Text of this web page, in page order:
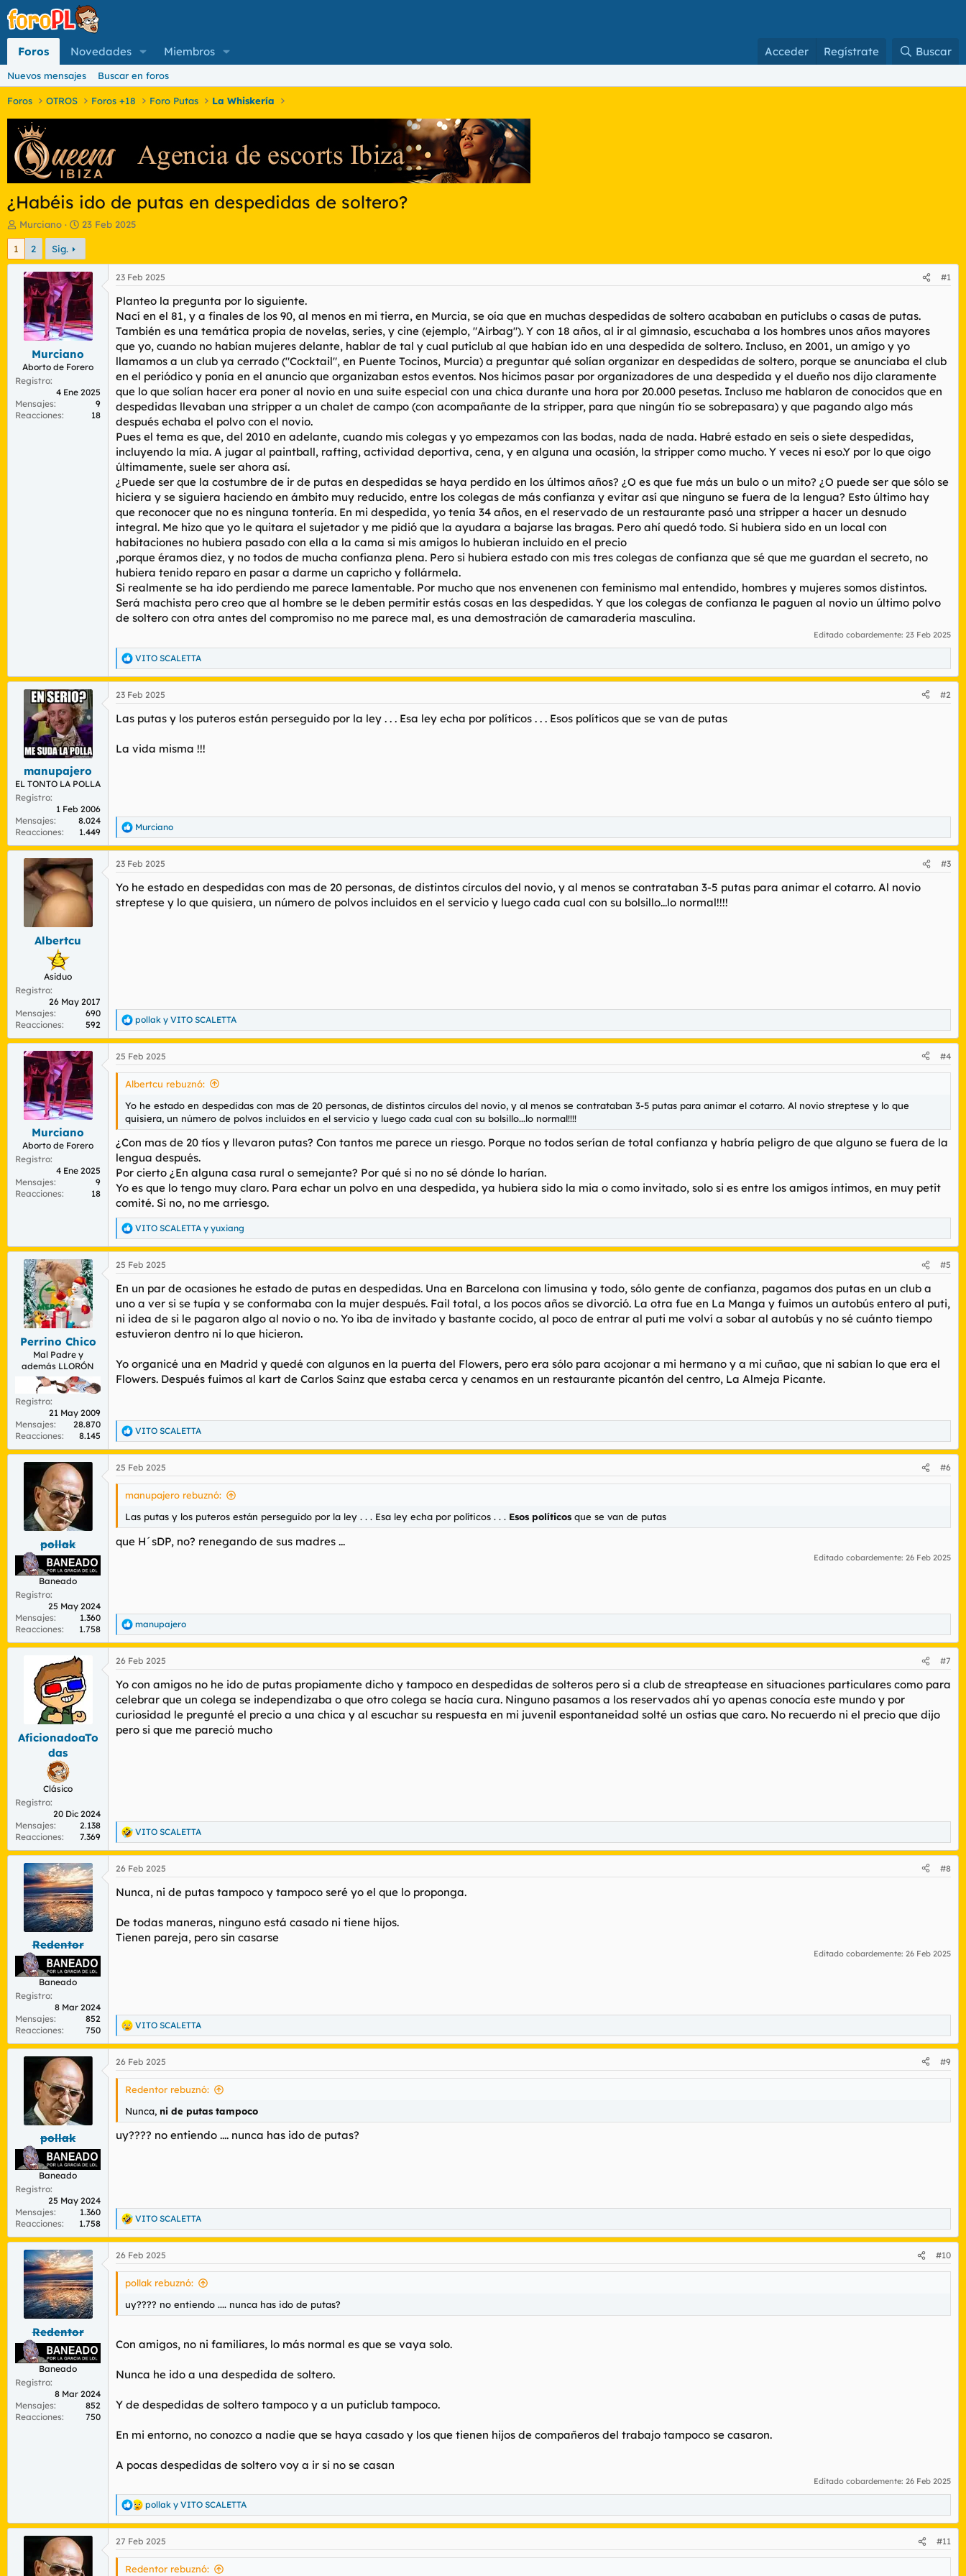
Foros Novedades Miembros Acceder Regístrate Buscar
Nuevos mensajes Buscar en foros
Foros OTROS Foros +18 Foro Putas La Whiskería
¿Habéis ido de putas en despedidas de soltero?
I
n
c
a
d
d
t
m
a
Murciano
F
e
h
a
d
e
i
n
i
c
i
23 Feb 2025
1 2 Sig.
Murciano
Aborto de Forero
Registro
4 Ene 2025
Mensajes
9
Reacciones
18
23 Feb 2025 #1
Planteo la pregunta por lo siguiente.
Nací en el 81, y a finales de los 90, al menos en mi tierra, en Murcia, se oía que en muchas despedidas de soltero acababan en puticlubs o casas de putas.
También es una temática propia de novelas, series, y cine (ejemplo, "Airbag"). Y con 18 años, al ir al gimnasio, escuchaba a los hombres unos años mayores
que yo, cuando no habían mujeres delante, hablar de tal y cual puticlub al que habían ido en una despedida de soltero. Incluso, en 2001, un amigo y yo
llamamos a un club ya cerrado ("Cocktail", en Puente Tocinos, Murcia) a preguntar qué solían organizar en despedidas de soltero, porque se anunciaba el club
en el periódico y ponía en el anuncio que organizaban estos eventos. Nos hicimos pasar por organizadores de una despedida y el dueño nos dijo claramente
que lo que solían hacer era poner al novio en una suite especial con una chica durante una hora por 20.000 pesetas. Incluso me hablaron de conocidos que en
despedidas llevaban una stripper a un chalet de campo (con acompañante de la stripper, para que ningún tío se sobrepasara) y que pagando algo más
después echaba el polvo con el novio.
Pues el tema es que, del 2010 en adelante, cuando mis colegas y yo empezamos con las bodas, nada de nada. Habré estado en seis o siete despedidas,
incluyendo la mía. A jugar al paintball, rafting, actividad deportiva, cena, y en alguna una ocasión, la stripper como mucho. Y veces ni eso.Y por lo que oigo
últimamente, suele ser ahora así.
¿Puede ser que la costumbre de ir de putas en despedidas se haya perdido en los últimos años? ¿O es que fue más un bulo o un mito? ¿O puede ser que sólo se
hiciera y se siguiera haciendo en ámbito muy reducido, entre los colegas de más confianza y evitar así que ninguno se fuera de la lengua? Esto último hay
que reconocer que no es ninguna tontería. En mi despedida, yo tenía 34 años, en el reservado de un restaurante pasó una stripper a hacer un desnudo
integral. Me hizo que yo le quitara el sujetador y me pidió que la ayudara a bajarse las bragas. Pero ahí quedó todo. Si hubiera sido en un local con
habitaciones no hubiera pasado con ella a la cama si mis amigos lo hubieran incluido en el precio
,porque éramos diez, y no todos de mucha confianza plena. Pero si hubiera estado con mis tres colegas de confianza que sé que me guardan el secreto, no
hubiera tenido reparo en pasar a darme un capricho y follármela.
Si realmente se ha ido perdiendo me parece lamentable. Por mucho que nos envenenen con feminismo mal entendido, hombres y mujeres somos distintos.
Será machista pero creo que al hombre se le deben permitir estás cosas en las despedidas. Y que los colegas de confianza le paguen al novio un último polvo
de soltero con otra antes del compromiso no me parece mal, es una demostración de camaradería masculina.
Editado cobardemente: 23 Feb 2025
R
e
a
c
i
e
VITO SCALETTA
manupajero
EL TONTO LA POLLA
Registro
1 Feb 2006
Mensajes
8.024
Reacciones
1.449
23 Feb 2025 #2
Las putas y los puteros están perseguido por la ley . . . Esa ley echa por políticos . . . Esos políticos que se van de putas
La vida misma !!!
R
e
a
c
i
o
Murciano
Albertcu
Asiduo
Registro
26 May 2017
Mensajes
690
Reacciones
592
23 Feb 2025 #3
Yo he estado en despedidas con mas de 20 personas, de distintos círculos del novio, y al menos se contrataban 3-5 putas para animar el cotarro. Al novio
streptese y lo que quisiera, un número de polvos incluidos en el servicio y luego cada cual con su bolsillo...lo normal!!!!
R
e
a
c
c
n
e
s
:
pollak y VITO SCALETTA
Murciano
Aborto de Forero
Registro
4 Ene 2025
Mensajes
9
Reacciones
18
25 Feb 2025 #4
Albertcu rebuznó:
Yo he estado en despedidas con mas de 20 personas, de distintos círculos del novio, y al menos se contrataban 3-5 putas para animar el cotarro. Al novio streptese y lo que
quisiera, un número de polvos incluidos en el servicio y luego cada cual con su bolsillo...lo normal!!!!
¿Con mas de 20 tíos y llevaron putas? Con tantos me parece un riesgo. Porque no todos serían de total confianza y habría peligro de que alguno se fuera de la
lengua después.
Por cierto ¿En alguna casa rural o semejante? Por qué si no no sé dónde lo harían.
Yo es que lo tengo muy claro. Para echar un polvo en una despedida, ya hubiera sido la mia o como invitado, solo si es entre los amigos íntimos, en muy petit
comité. Si no, no me arriesgo.
R
e
a
c
i
o
n
e
s
VITO SCALETTA y yuxiang
Perrino Chico
Mal Padre y
además LLORÓN
Registro
21 May 2009
Mensajes
28.870
Reacciones
8.145
25 Feb 2025 #5
En un par de ocasiones he estado de putas en despedidas. Una en Barcelona con limusina y todo, sólo gente de confianza, pagamos dos putas en un club a
uno a ver si se tupía y se conformaba con la mujer después. Fail total, a los pocos años se divorció. La otra fue en La Manga y fuimos un autobús entero al puti,
ni idea de si le pagaron algo al novio o no. Yo iba de invitado y bastante cocido, al poco de entrar al puti me volví a sobar al autobús y no sé cuánto tiempo
estuvieron dentro ni lo que hicieron.
Yo organicé una en Madrid y quedé con algunos en la puerta del Flowers, pero era sólo para acojonar a mi hermano y a mi cuñao, que ni sabían lo que era el
Flowers. Después fuimos al kart de Carlos Sainz que estaba cerca y cenamos en un restaurante picantón del centro, La Almeja Picante.
R
e
a
c
c
e
s
:
VITO SCALETTA
pollak
Baneado
Registro
25 May 2024
Mensajes
1.360
Reacciones
1.758
25 Feb 2025 #6
manupajero rebuznó:
Las putas y los puteros están perseguido por la ley . . . Esa ley echa por políticos . . . Esos políticos que se van de putas
que H´sDP, no? renegando de sus madres ...
Editado cobardemente: 26 Feb 2025
R
e
c
i
o
e
s
manupajero
AficionadoaTo
das
Clásico
Registro
20 Dic 2024
Mensajes
2.138
Reacciones
7.369
26 Feb 2025 #7
Yo con amigos no he ido de putas propiamente dicho y tampoco en despedidas de solteros pero si a club de streaptease en situaciones particulares como para
celebrar que un colega se independizaba o que otro colega se hacía cura. Ninguno pasamos a los reservados ahí yo apenas conocía este mundo y por
curiosidad le pregunté el precio a una chica y al escuchar su respuesta en mi juvenil espontaneidad solté un ostias que caro. No recuerdo ni el precio que dijo
pero si que me pareció mucho
R
e
a
c
i
n
e
s
VITO SCALETTA
Redentor
Baneado
Registro
8 Mar 2024
Mensajes
852
Reacciones
750
26 Feb 2025 #8
Nunca, ni de putas tampoco y tampoco seré yo el que lo proponga.
De todas maneras, ninguno está casado ni tiene hijos.
Tienen pareja, pero sin casarse
Editado cobardemente: 26 Feb 2025
R
e
a
c
c
e
s
VITO SCALETTA
pollak
Baneado
Registro
25 May 2024
Mensajes
1.360
Reacciones
1.758
26 Feb 2025 #9
Redentor rebuznó:
Nunca, ni de putas tampoco
uy???? no entiendo .... nunca has ido de putas?
R
e
a
c
c
e
:
VITO SCALETTA
Redentor
Baneado
Registro
8 Mar 2024
Mensajes
852
Reacciones
750
26 Feb 2025 #10
pollak rebuznó:
uy???? no entiendo .... nunca has ido de putas?
Con amigos, no ni familiares, lo más normal es que se vaya solo.
Nunca he ido a una despedida de soltero.
Y de despedidas de soltero tampoco y a un puticlub tampoco.
En mi entorno, no conozco a nadie que se haya casado y los que tienen hijos de compañeros del trabajo tampoco se casaron.
A pocas despedidas de soltero voy a ir si no se casan
Editado cobardemente: 26 Feb 2025
R
e
a
c
c
pollak y VITO SCALETTA
27 Feb 2025 #11
Redentor rebuznó: